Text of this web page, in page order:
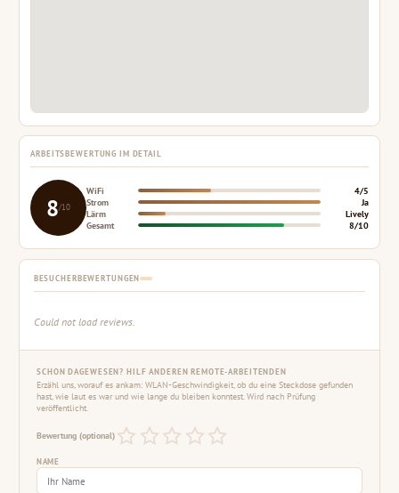
ARBEITSBEWERTUNG IM DETAIL
8/10
WiFi
4/5
Strom
Ja
Lärm
Lively
Gesamt
8/10
BESUCHERBEWERTUNGEN
Could not load reviews.
SCHON DAGEWESEN? HILF ANDEREN REMOTE-ARBEITENDEN
Erzähl uns, worauf es ankam: WLAN-Geschwindigkeit, ob du eine Steckdose gefunden
hast, wie laut es war und wie lange du bleiben konntest. Wird nach Prüfung
veröffentlicht.
Bewertung (optional)
NAME